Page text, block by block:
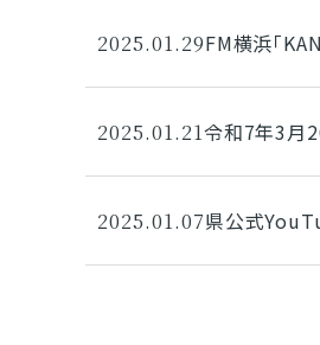
2025.01.29FM横浜「
2025.01.21令和7年3月
2025.01.07県公式